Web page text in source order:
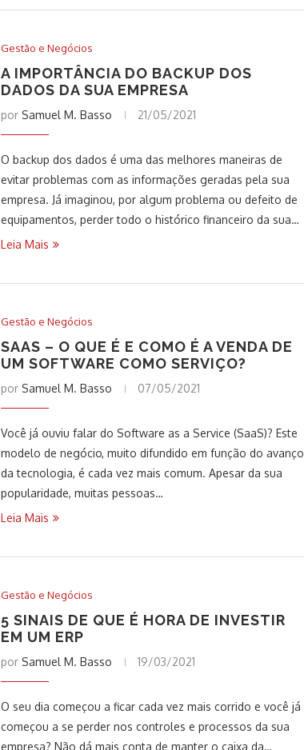
Gestão e Negócios
A IMPORTÂNCIA DO BACKUP DOS
DADOS DA SUA EMPRESA
por Samuel M. Basso 21/05/2021
O backup dos dados é uma das melhores maneiras de
evitar problemas com as informações geradas pela sua
empresa. Já imaginou, por algum problema ou defeito de
equipamentos, perder todo o histórico financeiro da sua…
Leia Mais
Gestão e Negócios
SAAS – O QUE É E COMO É A VENDA DE
UM SOFTWARE COMO SERVIÇO?
por Samuel M. Basso 07/05/2021
Você já ouviu falar do Software as a Service (SaaS)? Este
modelo de negócio, muito difundido em função do avanço
da tecnologia, é cada vez mais comum. Apesar da sua
popularidade, muitas pessoas…
Leia Mais
Gestão e Negócios
5 SINAIS DE QUE É HORA DE INVESTIR
EM UM ERP
por Samuel M. Basso 19/03/2021
O seu dia começou a ficar cada vez mais corrido e você já
começou a se perder nos controles e processos da sua
empresa? Não dá mais conta de manter o caixa da…